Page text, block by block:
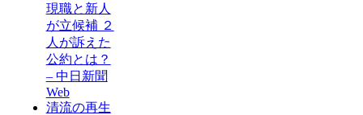
現職と新人
が立候補 ２
人が訴えた
公約とは？
– 中日新聞
Web
清流の再生